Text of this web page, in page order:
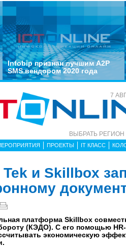
Infobip признан лучшим A2P
SMS вендором 2020 года
7
ВЫБРАТЬ РЕГИОН
ПРОЕКТЫ IT КЛАСС
Tek и Skillbox
платформа Skillbox
(КЭДО). С его помощью
экономическую